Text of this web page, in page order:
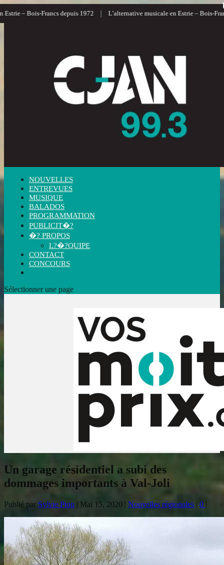
Francs depuis 1972 | L’alternative musicale en Estrie – Bois-Francs |
NOUVELLES
ENTREVUES
MUSIQUE
BALADOS
PROGRAMMATION
PUBLICIT�?
�? PROPOS
L?�?QUIPE
CONTACT
CONCOURS
Sélectionner une page
Un garage résidentiel a subi des
dommages importants à Val-Joli
Publié par Sylvie Pion | Mai 15, 2020 | Nouvelles régionales | 0 |